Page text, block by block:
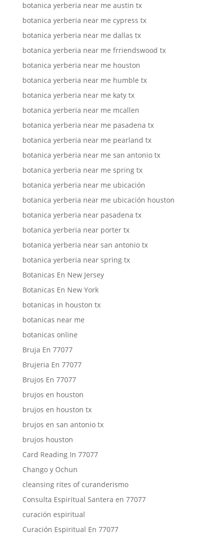
botanica yerberia near me austin tx
botanica yerberia near me cypress tx
botanica yerberia near me dallas tx
botanica yerberia near me frriendswood tx
botanica yerberia near me houston
botanica yerberia near me humble tx
botanica yerberia near me katy tx
botanica yerberia near me mcallen
botanica yerberia near me pasadena tx
botanica yerberia near me pearland tx
botanica yerberia near me san antonio tx
botanica yerberia near me spring tx
botanica yerberia near me ubicación
botanica yerberia near me ubicación houston
botanica yerberia near pasadena tx
botanica yerberia near porter tx
botanica yerberia near san antonio tx
botanica yerberia near spring tx
Botanicas En New Jersey
Botanicas En New York
botanicas in houston tx
botanicas near me
botanicas online
Bruja En 77077
Brujeria En 77077
Brujos En 77077
brujos en houston
brujos en houston tx
brujos en san antonio tx
brujos houston
Card Reading In 77077
Chango y Ochun
cleansing rites of curanderismo
Consulta Espiritual Santera en 77077
curación espiritual
Curación Espiritual En 77077